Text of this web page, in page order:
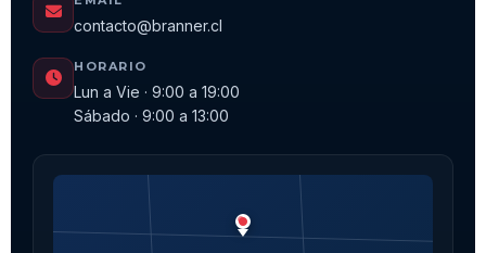
contacto@branner.cl
HORARIO
Lun a Vie · 9:00 a 19:00
Sábado · 9:00 a 13:00